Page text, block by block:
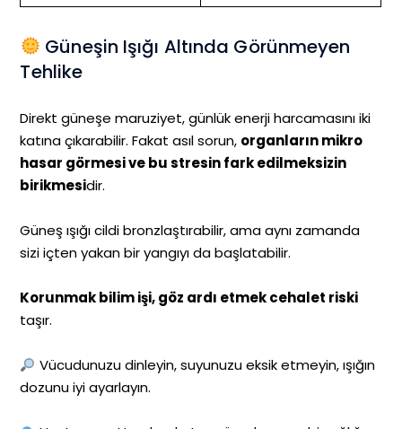
Güneşin Işığı Altında Görünmeyen
Tehlike
Direkt güneşe maruziyet, günlük enerji harcamasını iki
katına çıkarabilir. Fakat asıl sorun, organların mikro
hasar görmesi ve bu stresin fark edilmeksizin
birikmesidir.
Güneş ışığı cildi bronzlaştırabilir, ama aynı zamanda
sizi içten yakan bir yangıyı da başlatabilir.
Korunmak bilim işi, göz ardı etmek cehalet riski
taşır.
Vücudunuzu dinleyin, suyunuzu eksik etmeyin, ışığın
dozunu iyi ayarlayın.